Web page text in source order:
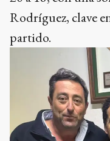
Rodríguez, clave
partido.